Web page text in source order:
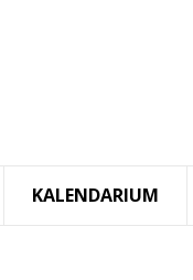
KALENDARIUM